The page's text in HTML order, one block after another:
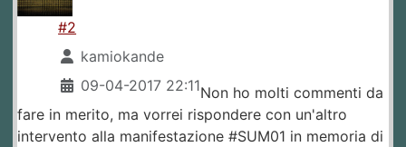
#2
kamiokande
09-04-2017 22:11Non ho molti commenti da
fare in merito, ma vorrei rispondere con un'altro
intervento alla manifestazione #SUM01 in memoria di